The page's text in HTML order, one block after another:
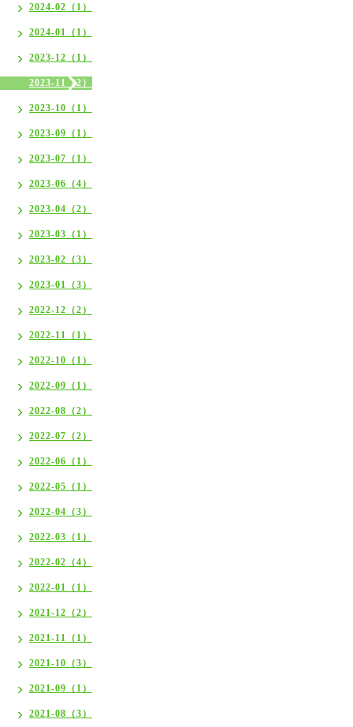
2024-02（1）
2024-01（1）
2023-12（1）
2023-11（2）
2023-10（1）
2023-09（1）
2023-07（1）
2023-06（4）
2023-04（2）
2023-03（1）
2023-02（3）
2023-01（3）
2022-12（2）
2022-11（1）
2022-10（1）
2022-09（1）
2022-08（2）
2022-07（2）
2022-06（1）
2022-05（1）
2022-04（3）
2022-03（1）
2022-02（4）
2022-01（1）
2021-12（2）
2021-11（1）
2021-10（3）
2021-09（1）
2021-08（3）